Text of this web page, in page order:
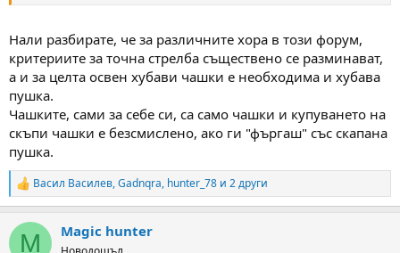
Нали разбирате, че за различните хора в този форум,
критериите за точна стрелба съществено се разминават,
а и за целта освен хубави чашки е необходима и хубава
пушка.
Чашките, сами за себе си, са само чашки и купуването на
скъпи чашки е безсмислено, ако ги "фъргаш" със скапана
пушка.
R
e
c
Васил Василев,Gadnqra, hunter_78 и 2 други
M Magic hunter